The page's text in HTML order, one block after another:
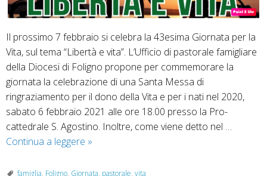
Il prossimo 7 febbraio si celebra la 43esima Giornata per la
Vita, sul tema “Libertà e vita”. L’Ufficio di pastorale famigliare
della Diocesi di Foligno propone per commemorare la
giornata la celebrazione di una Santa Messa di
ringraziamento per il dono della Vita e per i nati nel 2020,
sabato 6 febbraio 2021 alle ore 18.00 presso la Pro-
cattedrale S. Agostino. Inoltre, come viene detto nel …
Continua a leggere 7
2021:
»
famiglia, Foligno, Giornata, pastorale, vita